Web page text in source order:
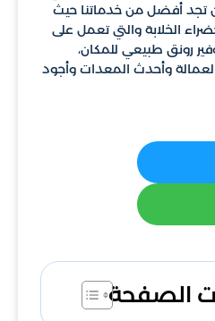
تجد أفضل من خدماتنا حيث
الخلابة والتي تعمل على
رونق طبيعي للمكان،
وأحدث المعدات وأجود
الصفحة